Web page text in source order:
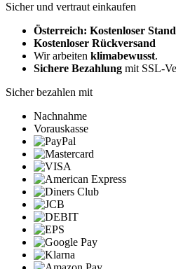
Sicher und vertraut einkaufen
Österreich: Kostenloser
Kostenloser Rückversand
Wir arbeiten klimabewusst.
Sichere Bezahlung mit SSL-
Sicher bezahlen mit
Nachnahme
Vorauskasse